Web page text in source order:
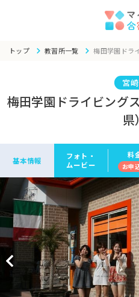
トップ 教習所一覧 梅田学園ドラ
宮
梅田学園ドライビング
県）
基本情報
フォト・
ムービー
料
お申